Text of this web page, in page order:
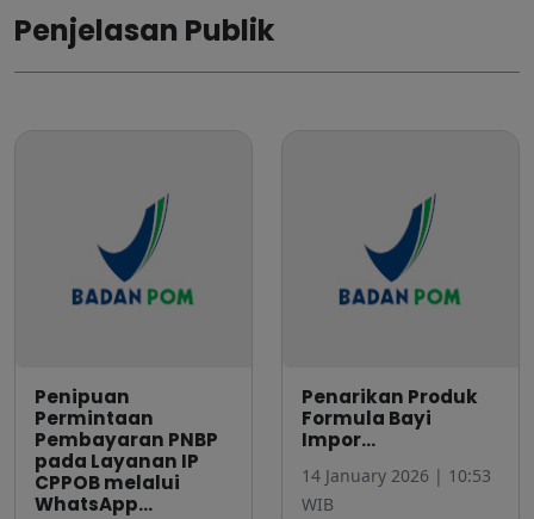
Penjelasan Publik
Penipuan
Permintaan
Pembayaran PNBP
pada Layanan IP
CPPOB melalui
WhatsApp...
Penarikan Produk
Formula Bayi
Impor...
14 January 2026 | 10:53
WIB